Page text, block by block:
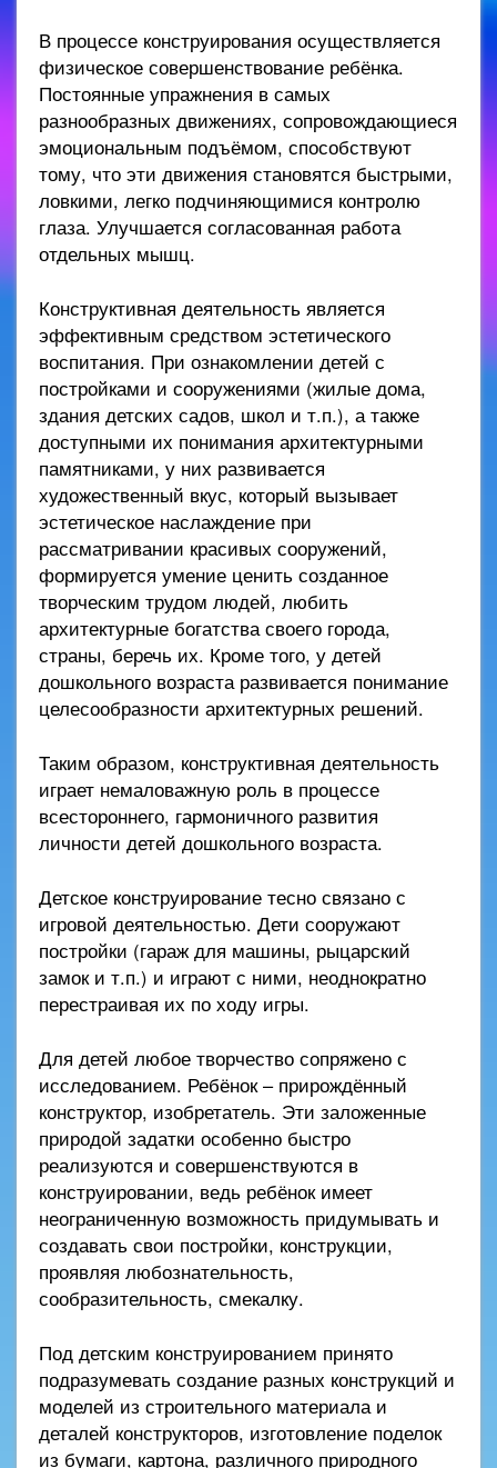
В процессе конструирования осуществляется
физическое совершенствование ребёнка.
Постоянные упражнения в самых
разнообразных движениях, сопровождающиеся
эмоциональным подъёмом, способствуют
тому, что эти движения становятся быстрыми,
ловкими, легко подчиняющимися контролю
глаза. Улучшается согласованная работа
отдельных мышц.
Конструктивная деятельность является
эффективным средством эстетического
воспитания. При ознакомлении детей с
постройками и сооружениями (жилые дома,
здания детских садов, школ и т.п.), а также
доступными их понимания архитектурными
памятниками, у них развивается
художественный вкус, который вызывает
эстетическое наслаждение при
рассматривании красивых сооружений,
формируется умение ценить созданное
творческим трудом людей, любить
архитектурные богатства своего города,
страны, беречь их. Кроме того, у детей
дошкольного возраста развивается понимание
целесообразности архитектурных решений.
Таким образом, конструктивная деятельность
играет немаловажную роль в процессе
всестороннего, гармоничного развития
личности детей дошкольного возраста.
Детское конструирование тесно связано с
игровой деятельностью. Дети сооружают
постройки (гараж для машины, рыцарский
замок и т.п.) и играют с ними, неоднократно
перестраивая их по ходу игры.
Для детей любое творчество сопряжено с
исследованием. Ребёнок – прирождённый
конструктор, изобретатель. Эти заложенные
природой задатки особенно быстро
реализуются и совершенствуются в
конструировании, ведь ребёнок имеет
неограниченную возможность придумывать и
создавать свои постройки, конструкции,
проявляя любознательность,
сообразительность, смекалку.
Под детским конструированием принято
подразумевать создание разных конструкций и
моделей из строительного материала и
деталей конструкторов, изготовление поделок
из бумаги, картона, различного природного